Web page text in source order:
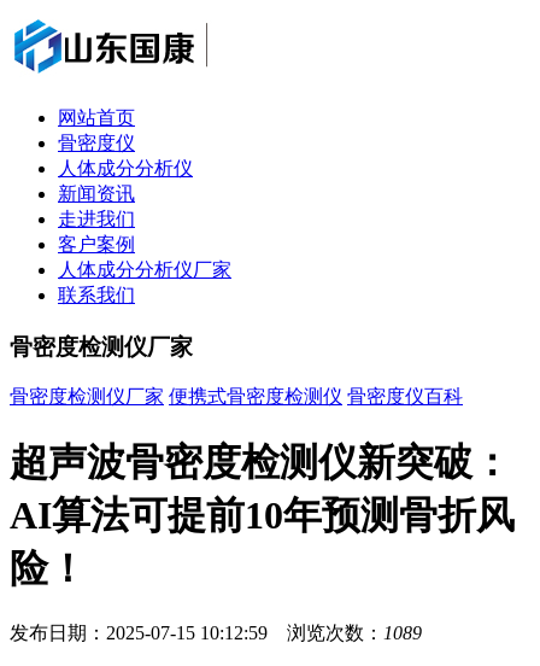
网站首页
骨密度仪
人体成分分析仪
新闻资讯
走进我们
客户案例
人体成分分析仪厂家
联系我们
骨密度检测仪厂家
骨密度检测仪厂家 便携式骨密度检测仪 骨密度仪百科
超声波骨密度检测仪新突破：
AI算法可提前10年预测骨折风
险！
发布日期：2025-07-15 10:12:59 浏览次数： 1089